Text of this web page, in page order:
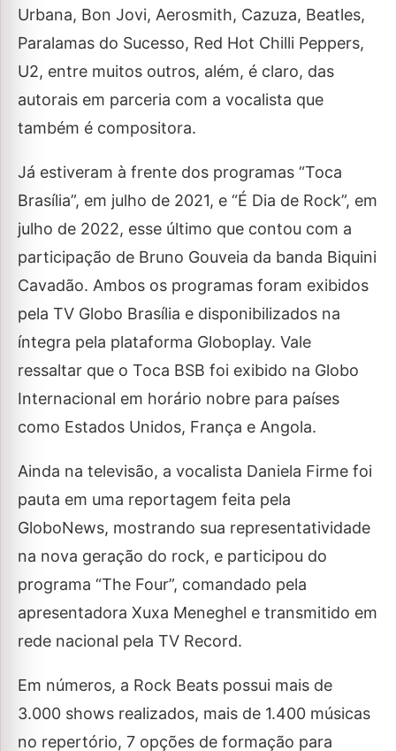
Urbana, Bon Jovi, Aerosmith, Cazuza, Beatles,
Paralamas do Sucesso, Red Hot Chilli Peppers,
U2, entre muitos outros, além, é claro, das
autorais em parceria com a vocalista que
também é compositora.
Já estiveram à frente dos programas “Toca
Brasília”, em julho de 2021, e “É Dia de Rock”, em
julho de 2022, esse último que contou com a
participação de Bruno Gouveia da banda Biquini
Cavadão. Ambos os programas foram exibidos
pela TV Globo Brasília e disponibilizados na
íntegra pela plataforma Globoplay. Vale
ressaltar que o Toca BSB foi exibido na Globo
Internacional em horário nobre para países
como Estados Unidos, França e Angola.
Ainda na televisão, a vocalista Daniela Firme foi
pauta em uma reportagem feita pela
GloboNews, mostrando sua representatividade
na nova geração do rock, e participou do
programa “The Four”, comandado pela
apresentadora Xuxa Meneghel e transmitido em
rede nacional pela TV Record.
Em números, a Rock Beats possui mais de
3.000 shows realizados, mais de 1.400 músicas
no repertório, 7 opções de formação para